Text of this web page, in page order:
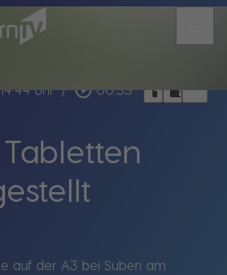
Uhr / play_circle_outline 00:33 headphoneschrome_reader_modebookmark_border
auf der A3 bei Suben am